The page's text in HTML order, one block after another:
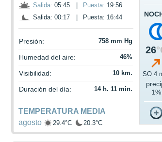
Salida: 05:45 Puesta: 19:56
Salida: 00:17
Puesta: 16:44
Presión: 758 mm Hg
Humedad del aire: 46%
Visibilidad: 10 km.
Duración del día: 14 h. 11 min.
TEMPERATURA MEDIA
agosto
29.4°C 20.3°C
26
SO 4
1%